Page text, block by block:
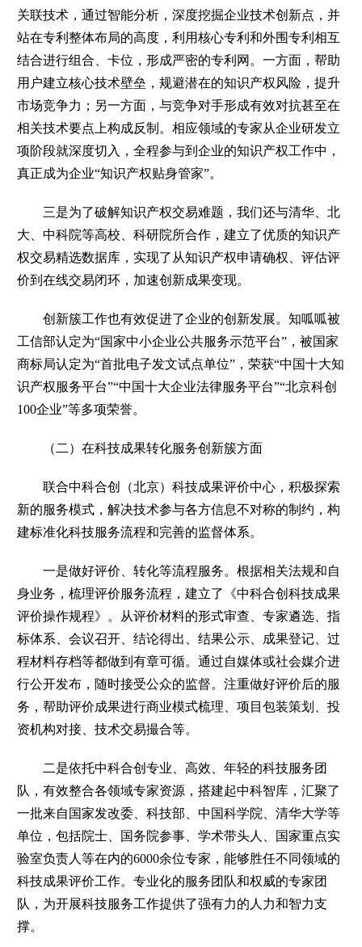
关联技术，通过智能分析，深度挖掘企业技术创新点，并
站在专利整体布局的高度，利用核心专利和外围专利相互
结合进行组合、卡位，形成严密的专利网。一方面，帮助
用户建立核心技术壁垒，规避潜在的知识产权风险，提升
市场竞争力；另一方面，与竞争对手形成有效对抗甚至在
相关技术要点上构成反制。相应领域的专家从企业研发立
项阶段就深度切入，全程参与到企业的知识产权工作中，
真正成为企业“知识产权贴身管家”。
三是为了破解知识产权交易难题，我们还与清华、北
大、中科院等高校、科研院所合作，建立了优质的知识产
权交易精选数据库，实现了从知识产权申请确权、评估评
价到在线交易闭环，加速创新成果变现。
创新簇工作也有效促进了企业的创新发展。知呱呱被
工信部认定为“国家中小企业公共服务示范平台”，被国家
商标局认定为“首批电子发文试点单位”，荣获“中国十大知
识产权服务平台”“中国十大企业法律服务平台”“北京科创
100企业”等多项荣誉。
（二）在科技成果转化服务创新簇方面
联合中科合创（北京）科技成果评价中心，积极探索
新的服务模式，解决技术参与各方信息不对称的制约，构
建标准化科技服务流程和完善的监督体系。
一是做好评价、转化等流程服务。根据相关法规和自
身业务，梳理评价服务流程，建立了《中科合创科技成果
评价操作规程》。从评价材料的形式审查、专家遴选、指
标体系、会议召开、结论得出、结果公示、成果登记、过
程材料存档等都做到有章可循。通过自媒体或社会媒介进
行公开发布，随时接受公众的监督。注重做好评价后的服
务，帮助评价成果进行商业模式梳理、项目包装策划、投
资机构对接、技术交易撮合等。
二是依托中科合创专业、高效、年轻的科技服务团
队，有效整合各领域专家资源，搭建起中科智库，汇聚了
一批来自国家发改委、科技部、中国科学院、清华大学等
单位，包括院士、国务院参事、学术带头人、国家重点实
验室负责人等在内的6000余位专家，能够胜任不同领域的
科技成果评价工作。专业化的服务团队和权威的专家团
队，为开展科技服务工作提供了强有力的人力和智力支
撑。